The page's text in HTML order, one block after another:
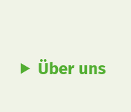
Über uns